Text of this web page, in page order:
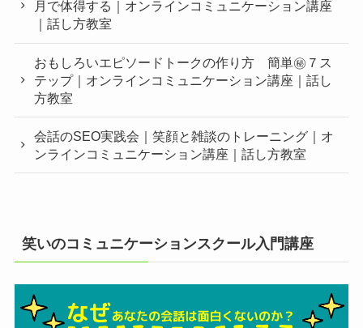
月で体得する｜オンラインコミュニケーション講座
｜話し方教室
おもしろいエピソードトークの作り方 簡単㊙︎７ス
テップ｜オンラインコミュニケーション講座｜話し
方教室
会話のSEO実践会｜笑顔と雑談のトレーニング｜オ
ンラインコミュニケーション講座｜話し方教室
笑いのコミュニケーションスクール入門講座